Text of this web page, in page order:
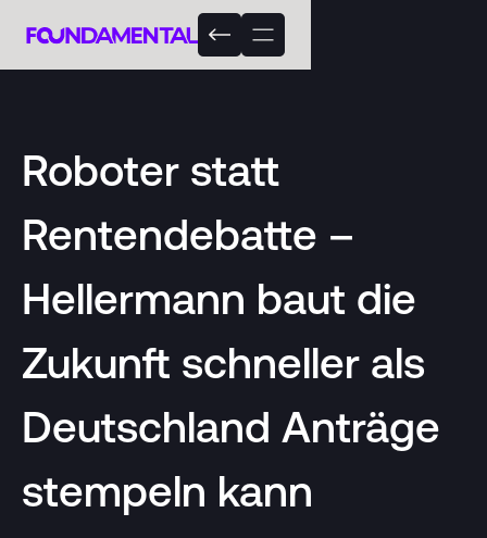
Roboter statt
Rentendebatte –
Hellermann baut die
Zukunft schneller als
Deutschland Anträge
stempeln kann